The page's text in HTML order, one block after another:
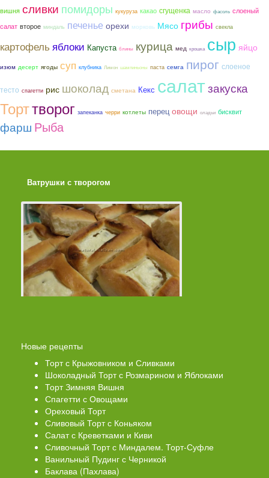
вишня сливки помидоры кукуруза какао сгущенка масло фасоль слоеный
салат второе миндаль печенье орехи морковь Мясо грибы свекла
картофель яблоки Капуста блины курица мед крошка сыр яйцо
изюм десерт ягоды суп клубника Лимон шампиньоны паста семга пирог слоеное
тесто спагетти рис шоколад сметана Кекс салатзакуска
Торттворог запеканка черри котлеты перец овощи оладьи бисквит
фарш Рыба
Ватрушки с творогом
Новые рецепты
Торт с Крыжовником и Сливками
Шоколадный Торт с Розмарином и Яблоками
Торт Зимняя Вишня
Спагетти с Овощами
Ореховый Торт
Сливовый Торт с Коньяком
Салат с Креветками и Киви
Сливочный Торт с Миндалем. Торт-Суфле
Ванильный Пудинг с Черникой
Баклава (Пахлава)